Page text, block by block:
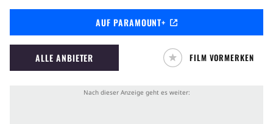
Raumfahrtmission nach seiner Rückkehr auf
einer Forschungsstation eingesperrt, denn ein
gefährlicher Alien-Parasit schlummert in
AUF PARAMOUNT+
ALLE ANBIETER FILM VORMERKEN